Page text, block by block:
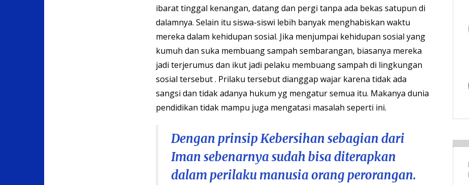
ibarat tinggal kenangan, datang dan pergi tanpa ada bekas satupun di
dalamnya. Selain itu siswa-siswi lebih banyak menghabiskan waktu
mereka dalam kehidupan sosial. Jika menjumpai kehidupan sosial yang
kumuh dan suka membuang sampah sembarangan, biasanya mereka
jadi terjerumus dan ikut jadi pelaku membuang sampah di lingkungan
sosial tersebut . Prilaku tersebut dianggap wajar karena tidak ada
sangsi dan tidak adanya hukum yg mengatur semua itu. Makanya dunia
pendidikan tidak mampu juga mengatasi masalah seperti ini.
Dengan prinsip Kebersihan sebagian dari
Iman sebenarnya sudah bisa diterapkan
dalam perilaku manusia orang perorangan.